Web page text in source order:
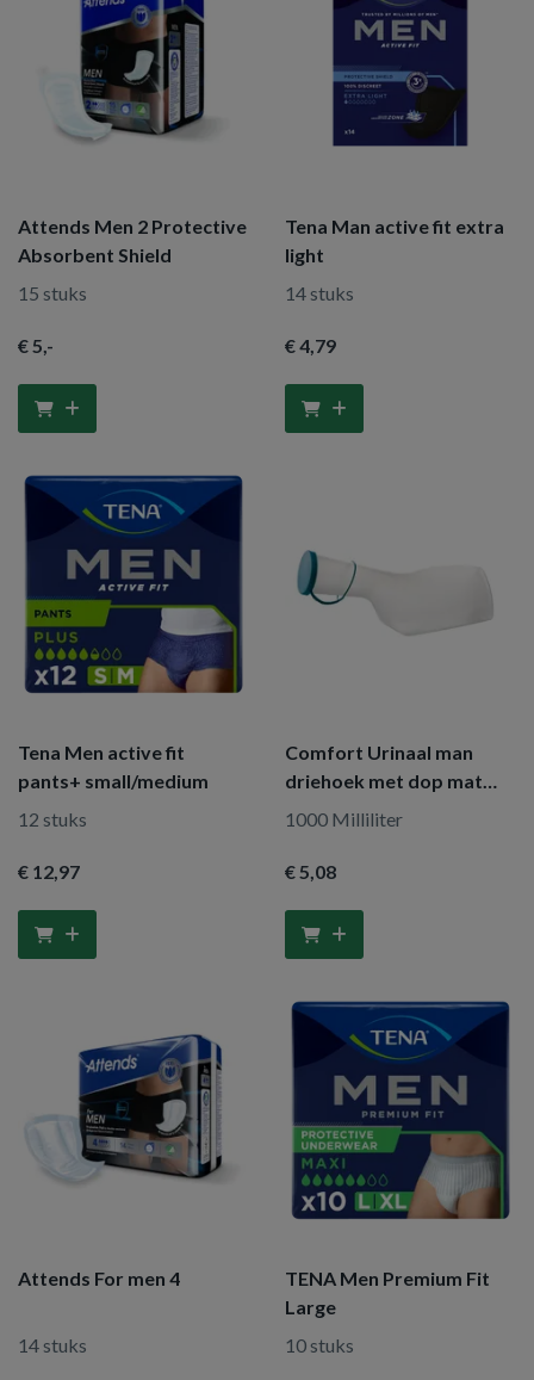
Attends Men 2 Protective
Absorbent Shield
15 stuks
€ 5,-
Tena Man active fit extra
light
14 stuks
€ 4,79
Tena Men active fit
pants+ small/medium
12 stuks
€ 12,97
Comfort Urinaal man
driehoek met dop mat
steriliseerbaar
1000 Milliliter
€ 5,08
Attends For men 4
14 stuks
TENA Men Premium Fit
Large
10 stuks